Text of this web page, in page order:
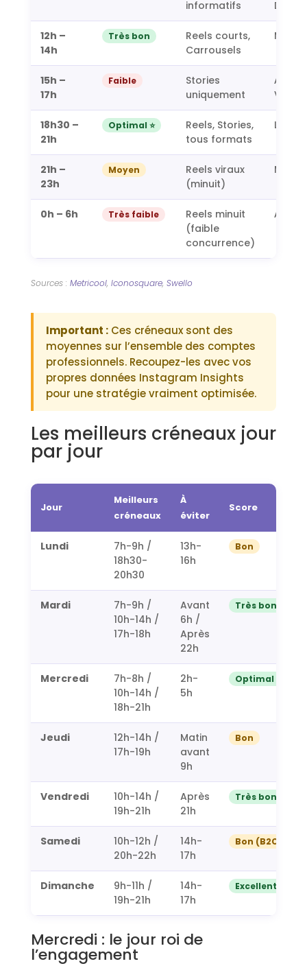
informatifs Dim
12h –
14h
Très bon
Reels courts,
Carrousels
Mar
15h –
17h
Faible
Stories
uniquement
À
Ven)
18h30 –
21h
Optimal ⭐
Reels, Stories,
tous formats
Lun-
21h –
23h
Moyen
Reels viraux
(minuit)
Mer,
0h – 6h Très faible
Reels minuit
(faible
concurrence)
À
Sources : Metricool, Iconosquare, Swello
Important :Ces créneaux sont des
moyennes sur l’ensemble des comptes
professionnels. Recoupez-les avec vos
propres données Instagram Insights
pour une stratégie vraiment optimisée.
Les meilleurs créneaux jour
par jour
Jour
Meilleurs
créneaux
À
éviter
Score
Lundi
7h-9h /
18h30-
20h30
13h-
16h
Bon
Mardi
7h-9h /
10h-14h /
17h-18h
Avant
6h /
Après
22h
Très bon ⭐
Mercredi
7h-8h /
10h-14h /
18h-21h
2h-
5h
Optimal ⭐⭐
Jeudi
12h-14h /
17h-19h
Matin
avant
9h
Bon
Vendredi
10h-14h /
19h-21h
Après
21h
Très bon ⭐
Samedi
10h-12h /
20h-22h
14h-
17h
Bon (B2C)
Dimanche
9h-11h /
19h-21h
14h-
17h
Excellent Reels
Mercredi : le jour roi de
l’engagement